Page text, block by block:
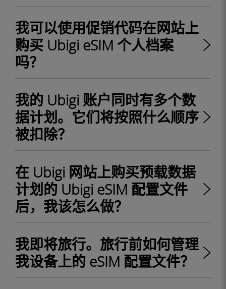
我可以使用促销代码在网站上
购买 Ubigi eSIM 个人档案
吗？
我的 Ubigi 账户同时有多个数
据计划。它们将按照什么顺序
被扣除？
在 Ubigi 网站上购买预载数据
计划的 Ubigi eSIM 配置文件
后，我该怎么做？
我即将旅行。旅行前如何管理
我设备上的 eSIM 配置文件？